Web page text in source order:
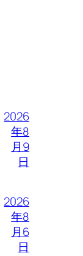
2026
年8
月9
日
2026
年8
月6
日